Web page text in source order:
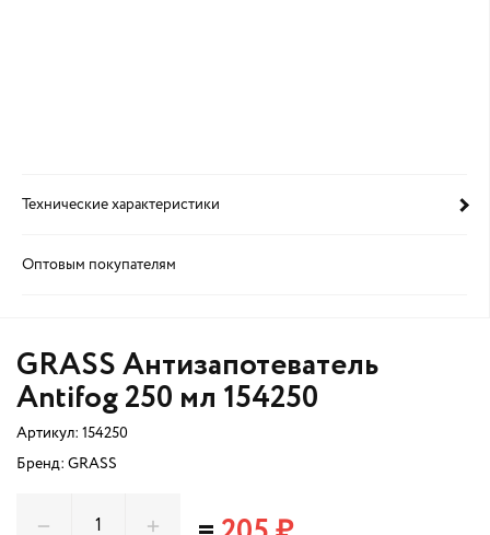
Технические характеристики
Оптовым покупателям
GRASS Антизапотеватель
Antifog 250 мл 154250
Артикул: 154250
Бренд: GRASS